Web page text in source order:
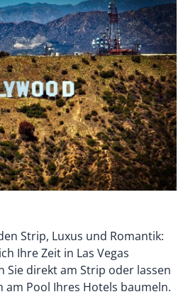
Strip, Luxus und Romantik:
Ihre Zeit in Las Vegas
Sie direkt am Strip oder lassen
am Pool Ihres Hotels baumeln.